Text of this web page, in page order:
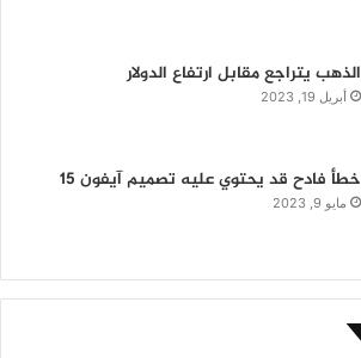
الذهب يتراجع مقابل ارتفاع الدولار
أبريل 19, 2023
خطأ فادح قد يحتوي عليه تصميم آيفون 15
مايو 9, 2023